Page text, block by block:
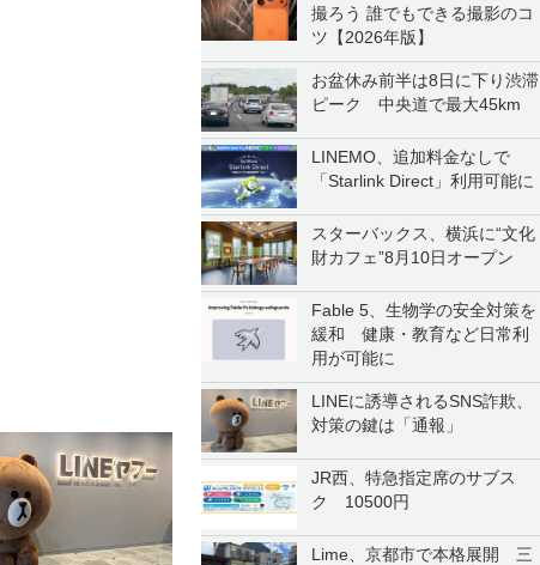
撮ろう 誰でもできる撮影のコ
ツ【2026年版】
お盆休み前半は8日に下り渋滞
ピーク 中央道で最大45km
LINEMO、追加料金なしで
「Starlink Direct」利用可能に
スターバックス、横浜に“文化
財カフェ”8月10日オープン
Fable 5、生物学の安全対策を
緩和 健康・教育など日常利
用が可能に
LINEに誘導されるSNS詐欺、
対策の鍵は「通報」
JR西、特急指定席のサブス
ク 10500円
Lime、京都市で本格展開 三